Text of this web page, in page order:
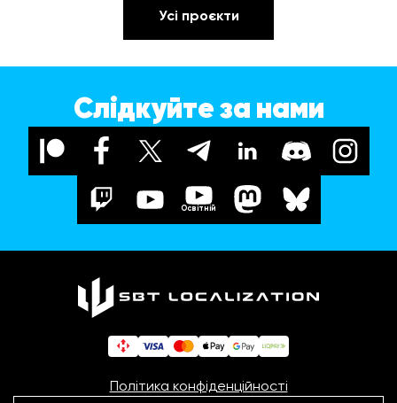
Усі проєкти
Слідкуйте за нами
Освітній
Політика конфіденційності